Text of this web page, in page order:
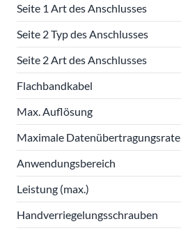
Seite 1 Art des Anschlusses
Seite 2 Typ des Anschlusses
Seite 2 Art des Anschlusses
Flachbandkabel
Max. Auflösung
Maximale Datenübertragungsrate
Anwendungsbereich
Leistung (max.)
Handverriegelungsschrauben